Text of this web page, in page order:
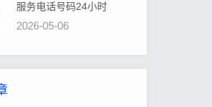
服务电话号码24小时
2026-05-06